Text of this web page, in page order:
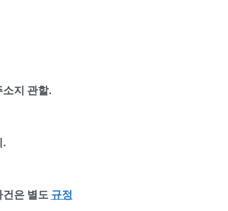
지 관할.
.
은 별도 규정